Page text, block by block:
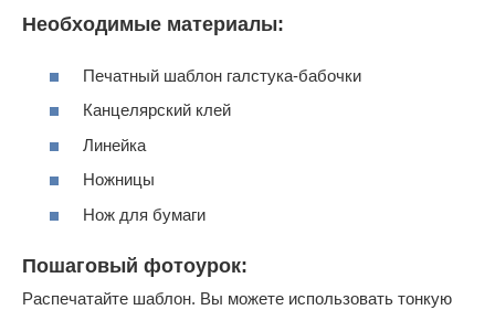
Необходимые материалы:
Печатный шаблон галстука-бабочки
Канцелярский клей
Линейка
Ножницы
Нож для бумаги
Пошаговый фотоурок:
Распечатайте шаблон. Вы можете использовать тонкую